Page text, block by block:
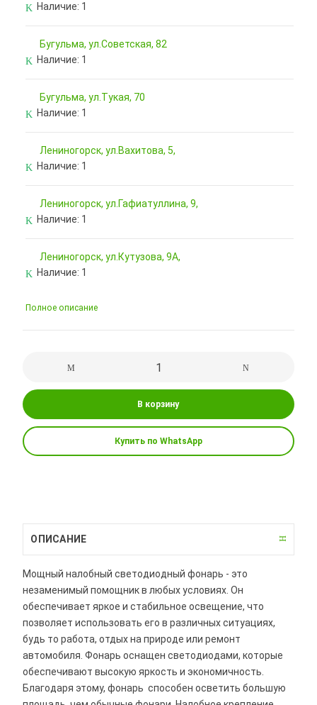
Наличие: 1
Бугульма, ул.Советская, 82
Наличие: 1
Бугульма, ул.Тукая, 70
Наличие: 1
Лениногорск, ул.Вахитова, 5,
Наличие: 1
Лениногорск, ул.Гафиатуллина, 9,
Наличие: 1
Лениногорск, ул.Кутузова, 9А,
Наличие: 1
Полное описание
В корзину
Купить по WhatsApp
ОПИСАНИЕ
Мощный налобный светодиодный фонарь - это
незаменимый помощник в любых условиях. Он
обеспечивает яркое и стабильное освещение, что
позволяет использовать его в различных ситуациях,
будь то работа, отдых на природе или ремонт
автомобиля. Фонарь оснащен светодиодами, которые
обеспечивают высокую яркость и экономичность.
Благодаря этому, фонарь способен осветить большую